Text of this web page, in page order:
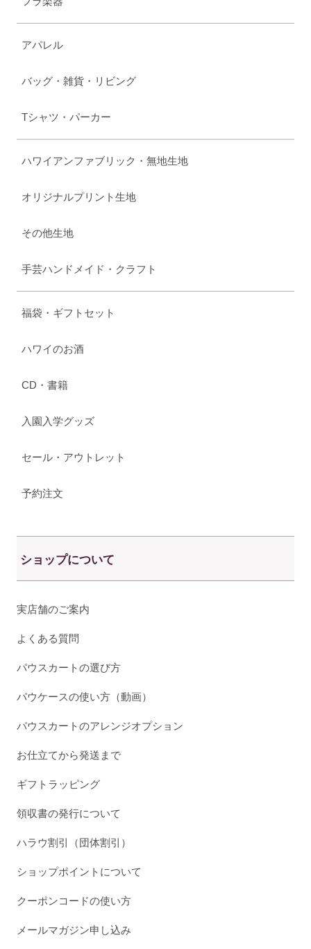
アパレル
バッグ・雑貨・リビング
Tシャツ・パーカー
ハワイアンファブリック・無地生地
オリジナルプリント生地
その他生地
手芸ハンドメイド・クラフト
福袋・ギフトセット
ハワイのお酒
CD・書籍
入園入学グッズ
セール・アウトレット
予約注文
ショップについて
実店舗のご案内
よくある質問
パウスカートの選び方
パウケースの使い方（動画）
パウスカートのアレンジオプション
お仕立てから発送まで
ギフトラッピング
領収書の発行について
ハラウ割引（団体割引）
ショップポイントについて
クーポンコードの使い方
メールマガジン申し込み